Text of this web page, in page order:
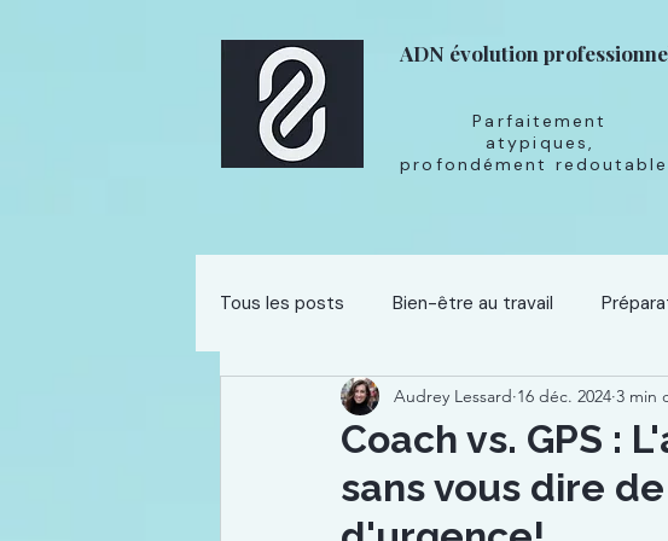
ADN évolution
Parfaitement
atypiques,
profondément
Tous les posts Bien-être au travail
Développement professionnel
Coach vs. GPS :
sans vous dire
Audrey Lessard 16 déc. 2024 3 min